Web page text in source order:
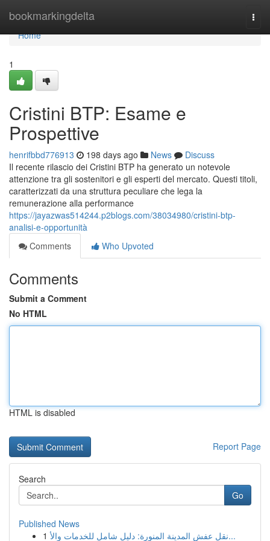
bookmarkingdelta
Home
Home
1
Cristini BTP: Esame e
Prospettive
henrifbbd776913 198 days ago News
Discuss
Il recente rilascio dei Cristini BTP ha generato un notevole
attenzione tra gli sostenitori e gli esperti del mercato. Questi titoli,
caratterizzati da una struttura peculiare che lega la
remunerazione alla performance
https://jayazwas514244.p2blogs.com/38034980/cristini-btp-
analisi-e-opportunità
Comments
Who Upvoted
Comments
Submit a Comment
No HTML
HTML is disabled
Report Page
Search
Go
Published News
1
نقل عفش المدينة المنورة: دليل شامل للخدمات والأ...